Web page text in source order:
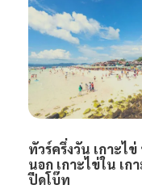
ทัวร์ครึ่งวัน เกาะไ
นอก เกาะไข่ใน เก
ปีดโบ๊ท